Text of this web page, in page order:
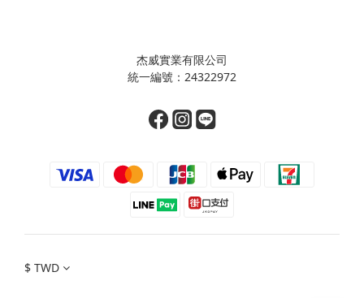
杰威實業有限公司
統一編號：24322972
$ TWD